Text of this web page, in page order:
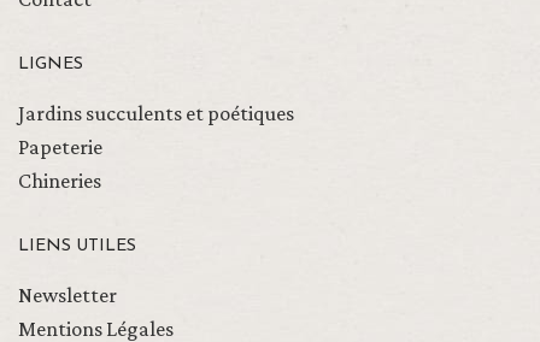
LIGNES
Jardins succulents et poétiques
Papeterie
Chineries
LIENS UTILES
Newsletter
Mentions Légales